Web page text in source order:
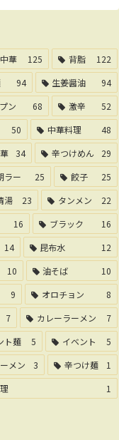
華 125 背脂
122
94 生姜醤油
94
ン 68 激辛
52
50 中華料理
48
34 辛つけめん
29
ラー 25 餃子
25
湯 23 タンメン
22
16 ブラック
16
14 昆布水
12
10 油そば
10
9 オロチョン
8
7 カレーラーメン
7
ト麺 5 イベント
5
メン 3 辛つけ麺
1
1